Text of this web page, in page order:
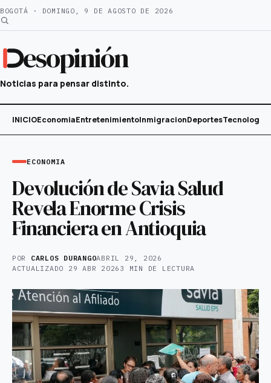
Saltar
al
BOGOTÁ · DOMINGO, 9 DE AGOSTO DE 2026
esopinión
Noticias para pensar distinto.
INICIOEconomiaEntretenimientoInmigracionDeportesTecnología
ECONOMIA
Devolución de Savia Salud
Revela Enorme Crisis
Financiera en Antioquia
POR CARLOS DURANGOABRIL 29, 2026
ACTUALIZADO 29 ABR 2026 3 MIN DE LECTURA